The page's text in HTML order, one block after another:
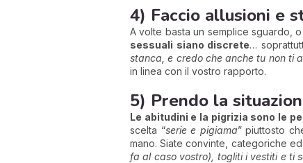
4) Faccio allusioni e
A volte basta un semplice sguardo,
sessuali siano discrete…
stanca, e credo che anche tu non ti
in linea con il vostro rapporto.
5) Prendo la
Le abitudini e la pigrizia sono le
scelta “serie e pigiama” piuttosto
mano. Siate convinte, categoriche
fa al caso vostro), togliti i vestiti e ti